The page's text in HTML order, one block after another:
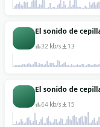
El sonido de
32 kb/s 13
El sonido de
64 kb/s 15